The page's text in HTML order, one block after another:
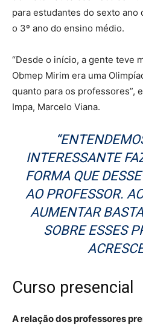
para estudantes do sexto ano
o 3º ano do ensino médio.
“Desde o início, a gente teve
Obmep Mirim era uma
quanto para os professores”,
Impa, Marcelo Viana.
INTERESSANTE
FORMA QUE
AO PROFESSOR.
AUMENTAR
SOBRE ESSES
Curso presencial
A relação dos professores